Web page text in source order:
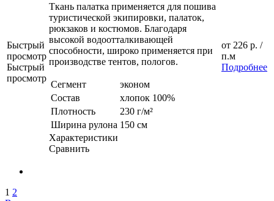
Быстрый
просмотр
Быстрый
просмотр
Ткань палатка применяется для пошива
туристической экипировки, палаток,
рюкзаков и костюмов. Благодаря
высокой водоотталкивающей
способности, широко применяется при
производстве тентов, пологов.
Сегмент
эконом
Состав
хлопок 100%
Плотность
230 г/м²
Ширина рулона 150 см
Характеристики
Сравнить
от 226 р. /
п.м
Подробнее
1 2